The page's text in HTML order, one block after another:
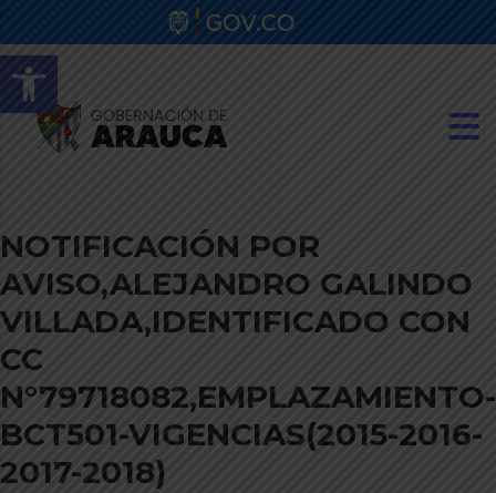
Abrir barra de herramientas
NOTIFICACIÓN POR
AVISO,ALEJANDRO GALINDO
VILLADA,IDENTIFICADO CON
CC
N°79718082,EMPLAZAMIENTO-
BCT501-VIGENCIAS(2015-2016-
2017-2018)